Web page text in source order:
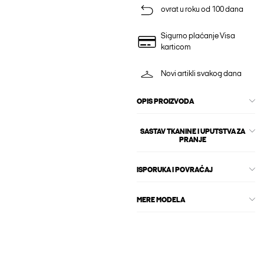
ovrat u roku od 100 dana
Sigurno plaćanje Visa
karticom
Novi artikli svakog dana
OPIS PROIZVODA
SASTAV TKANINE I UPUTSTVA ZA
PRANJE
ISPORUKA I POVRAĆAJ
MERE MODELA